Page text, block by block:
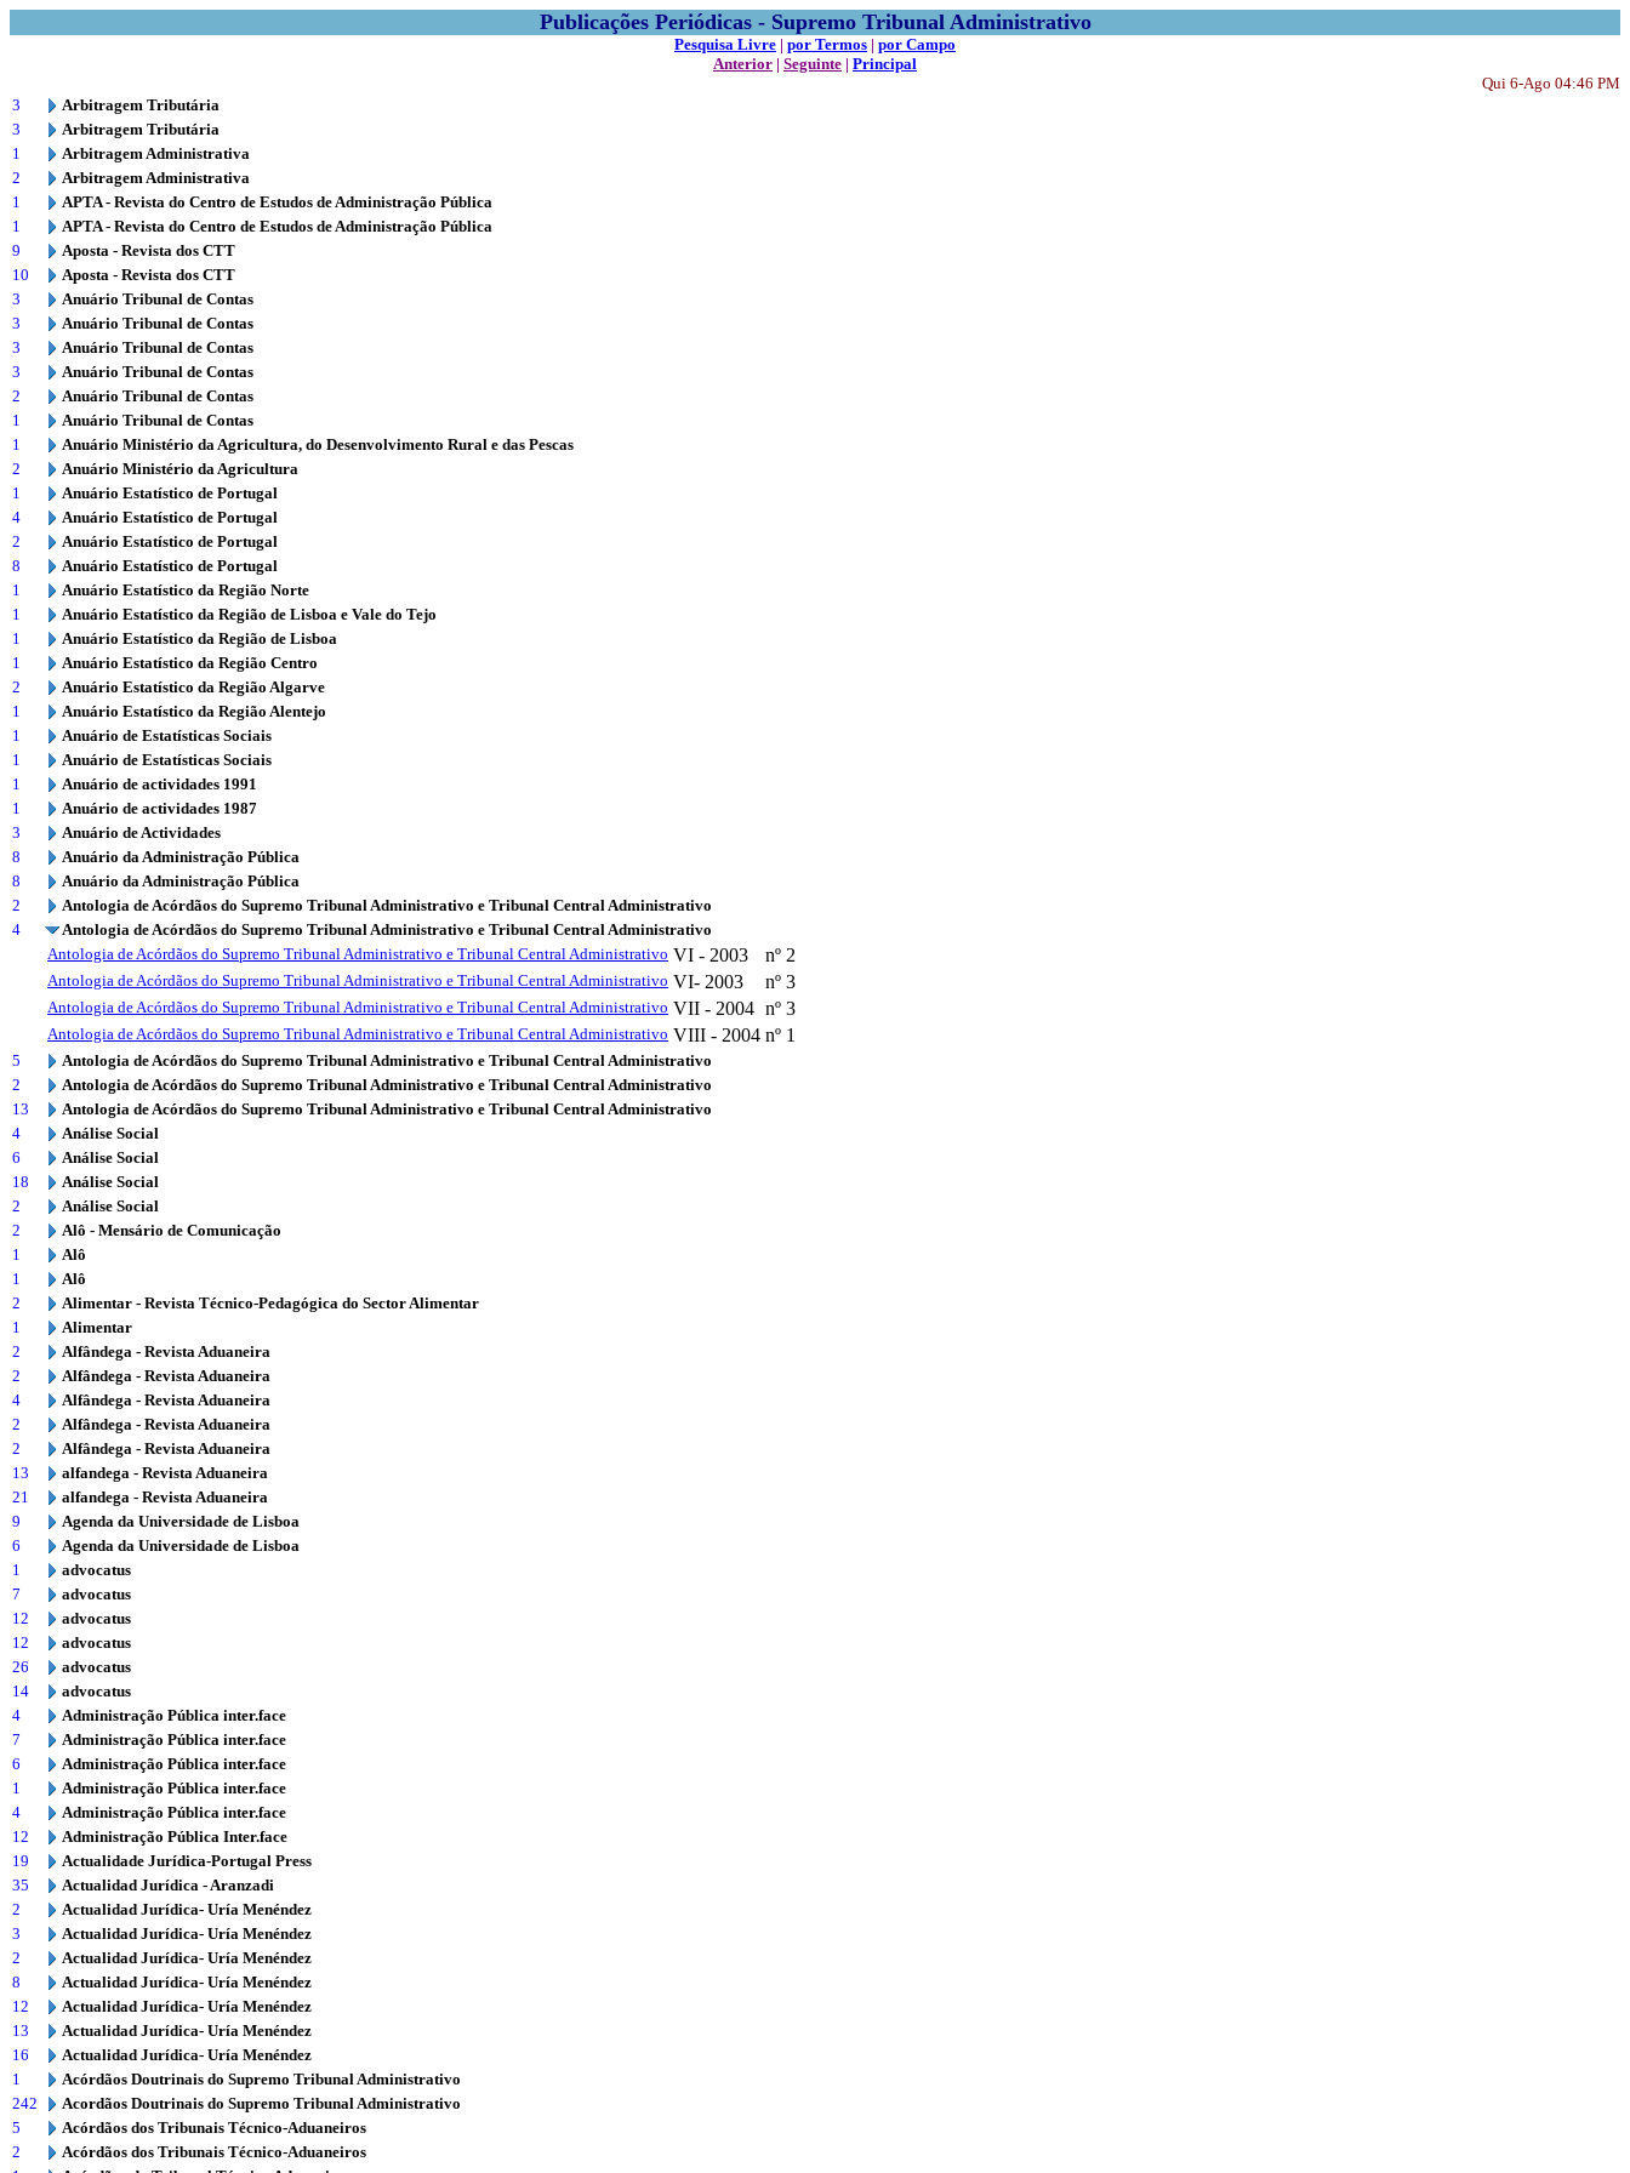
Publicações Periódicas - Supremo Tribunal Administrativo
Pesquisa Livre | por Termos | por Campo
Anterior | Seguinte | Principal
Qui 6-Ago 04:46 PM
3
Arbitragem Tributária
3
Arbitragem Tributária
1
Arbitragem Administrativa
2
Arbitragem Administrativa
1
APTA - Revista do Centro de Estudos de Administração Pública
1
APTA - Revista do Centro de Estudos de Administração Pública
9
Aposta - Revista dos CTT
10
Aposta - Revista dos CTT
3
Anuário Tribunal de Contas
3
Anuário Tribunal de Contas
3
Anuário Tribunal de Contas
3
Anuário Tribunal de Contas
2
Anuário Tribunal de Contas
1
Anuário Tribunal de Contas
1
Anuário Ministério da Agricultura, do Desenvolvimento Rural e das Pescas
2
Anuário Ministério da Agricultura
1
Anuário Estatístico de Portugal
4
Anuário Estatístico de Portugal
2
Anuário Estatístico de Portugal
8
Anuário Estatístico de Portugal
1
Anuário Estatístico da Região Norte
1
Anuário Estatístico da Região de Lisboa e Vale do Tejo
1
Anuário Estatístico da Região de Lisboa
1
Anuário Estatístico da Região Centro
2
Anuário Estatístico da Região Algarve
1
Anuário Estatístico da Região Alentejo
1
Anuário de Estatísticas Sociais
1
Anuário de Estatísticas Sociais
1
Anuário de actividades 1991
1
Anuário de actividades 1987
3
Anuário de Actividades
8
Anuário da Administração Pública
8
Anuário da Administração Pública
2
Antologia de Acórdãos do Supremo Tribunal Administrativo e Tribunal Central Administrativo
4
Antologia de Acórdãos do Supremo Tribunal Administrativo e Tribunal Central Administrativo
Antologia de Acórdãos do Supremo Tribunal Administrativo e Tribunal Central Administrativo VI - 2003 nº 2
Antologia de Acórdãos do Supremo Tribunal Administrativo e Tribunal Central Administrativo VI- 2003 nº 3
Antologia de Acórdãos do Supremo Tribunal Administrativo e Tribunal Central Administrativo VII - 2004 nº 3
Antologia de Acórdãos do Supremo Tribunal Administrativo e Tribunal Central Administrativo VIII - 2004 nº 1
5
Antologia de Acórdãos do Supremo Tribunal Administrativo e Tribunal Central Administrativo
2
Antologia de Acórdãos do Supremo Tribunal Administrativo e Tribunal Central Administrativo
13
Antologia de Acórdãos do Supremo Tribunal Administrativo e Tribunal Central Administrativo
4
Análise Social
6
Análise Social
18
Análise Social
2
Análise Social
2
Alô - Mensário de Comunicação
1
Alô
1
Alô
2
Alimentar - Revista Técnico-Pedagógica do Sector Alimentar
1
Alimentar
2
Alfândega - Revista Aduaneira
2
Alfândega - Revista Aduaneira
4
Alfândega - Revista Aduaneira
2
Alfândega - Revista Aduaneira
2
Alfândega - Revista Aduaneira
13
alfandega - Revista Aduaneira
21
alfandega - Revista Aduaneira
9
Agenda da Universidade de Lisboa
6
Agenda da Universidade de Lisboa
1
advocatus
7
advocatus
12
advocatus
12
advocatus
26
advocatus
14
advocatus
4
Administração Pública inter.face
7
Administração Pública inter.face
6
Administração Pública inter.face
1
Administração Pública inter.face
4
Administração Pública inter.face
12
Administração Pública Inter.face
19
Actualidade Jurídica-Portugal Press
35
Actualidad Jurídica - Aranzadi
2
Actualidad Jurídica- Uría Menéndez
3
Actualidad Jurídica- Uría Menéndez
2
Actualidad Jurídica- Uría Menéndez
8
Actualidad Jurídica- Uría Menéndez
12
Actualidad Jurídica- Uría Menéndez
13
Actualidad Jurídica- Uría Menéndez
16
Actualidad Jurídica- Uría Menéndez
1
Acórdãos Doutrinais do Supremo Tribunal Administrativo
242
Acordãos Doutrinais do Supremo Tribunal Administrativo
5
Acórdãos dos Tribunais Técnico-Aduaneiros
2
Acórdãos dos Tribunais Técnico-Aduaneiros